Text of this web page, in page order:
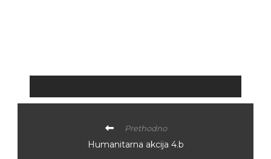
Prethodno
Humanitarna akcija 4.b